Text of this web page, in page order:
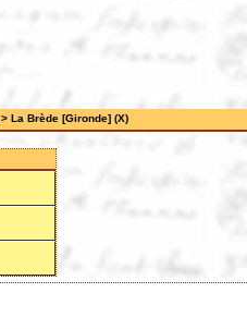
> La Brède [Gironde] (X)